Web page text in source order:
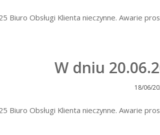
Biuro Obsługi Klienta nieczynne. Awarie
W dniu
18/06/
Biuro Obsługi Klienta nieczynne. Awarie